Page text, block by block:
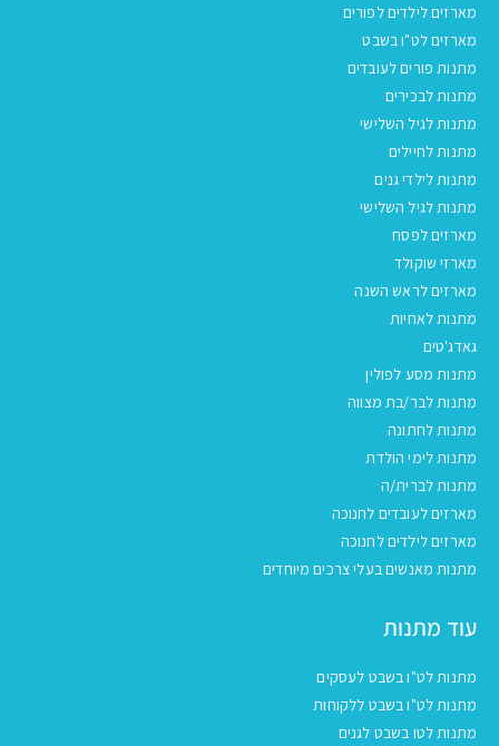
מארזים לילדים לפורים
מארזים לט"ו בשבט
מתנות פורים לעובדים
מתנות לבכירים
מתנות לגיל השלישי
מתנות לחיילים
מתנות לילדי גנים
מתנות לגיל השלישי
מארזים לפסח
מארזי שוקולד
מארזים לראש השנה
מתנות לאחיות
גאדג'טים
מתנות מסע לפולין
מתנות לבר/בת מצווה
מתנות לחתונה
מתנות לימי הולדת
מתנות לברית/ה
מארזים לעובדים לחנוכה
מארזים לילדים לחנוכה
מתנות מאנשים בעלי צרכים מיוחדים
עוד מתנות
מתנות לט"ו בשבט לעסקים
מתנות לט"ו בשבט ללקוחות
מתנות לטו בשבט לגנים